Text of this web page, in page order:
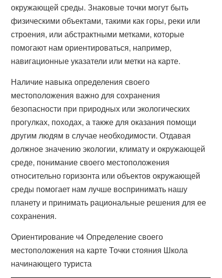
окружающей среды. Знаковые точки могут быть
физическими объектами, такими как горы, реки или
строения, или абстрактными метками, которые
помогают нам ориентироваться, например,
навигационные указатели или метки на карте.
Наличие навыка определения своего
местоположения важно для сохранения
безопасности при природных или экологических
прогулках, походах, а также для оказания помощи
другим людям в случае необходимости. Отдавая
должное значению экологии, климату и окружающей
среде, понимание своего местоположения
относительно горизонта или объектов окружающей
среды помогает нам лучше воспринимать нашу
планету и принимать рациональные решения для ее
сохранения.
Ориентирование ч4 Определение своего
местоположения на карте Точки стояния Школа
начинающего туриста